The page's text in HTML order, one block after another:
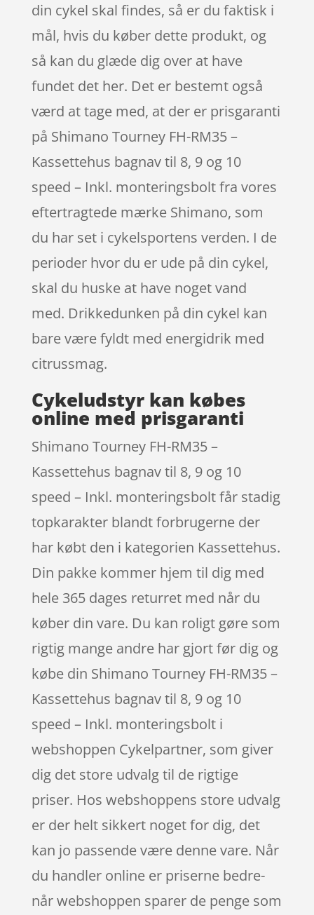
din cykel skal findes, så er du faktisk i
mål, hvis du køber dette produkt, og
så kan du glæde dig over at have
fundet det her. Det er bestemt også
værd at tage med, at der er prisgaranti
på Shimano Tourney FH-RM35 –
Kassettehus bagnav til 8, 9 og 10
speed – Inkl. monteringsbolt fra vores
eftertragtede mærke Shimano, som
du har set i cykelsportens verden. I de
perioder hvor du er ude på din cykel,
skal du huske at have noget vand
med. Drikkedunken på din cykel kan
bare være fyldt med energidrik med
citrussmag.
Cykeludstyr kan købes
online med prisgaranti
Shimano Tourney FH-RM35 –
Kassettehus bagnav til 8, 9 og 10
speed – Inkl. monteringsbolt får stadig
topkarakter blandt forbrugerne der
har købt den i kategorien Kassettehus.
Din pakke kommer hjem til dig med
hele 365 dages returret med når du
køber din vare. Du kan roligt gøre som
rigtig mange andre har gjort før dig og
købe din Shimano Tourney FH-RM35 –
Kassettehus bagnav til 8, 9 og 10
speed – Inkl. monteringsbolt i
webshoppen Cykelpartner, som giver
dig det store udvalg til de rigtige
priser. Hos webshoppens store udvalg
er der helt sikkert noget for dig, det
kan jo passende være denne vare. Når
du handler online er priserne bedre-
når webshoppen sparer de penge som